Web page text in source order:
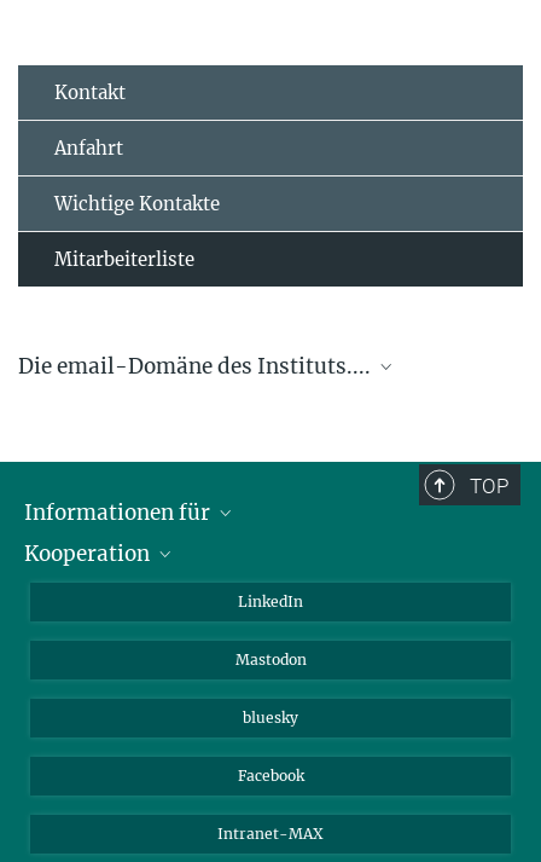
Kontakt
Anfahrt
Wichtige Kontakte
Mitarbeiterliste
Die email-Domäne des Instituts....
TOP
Informationen für
Journalisten
Kooperation
Beutenberg Campus e.V.
LinkedIn
Mastodon
bluesky
Facebook
Intranet-MAX